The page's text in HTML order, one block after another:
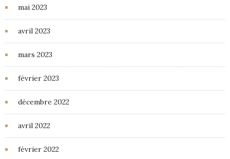
mai 2023
avril 2023
mars 2023
février 2023
décembre 2022
avril 2022
février 2022